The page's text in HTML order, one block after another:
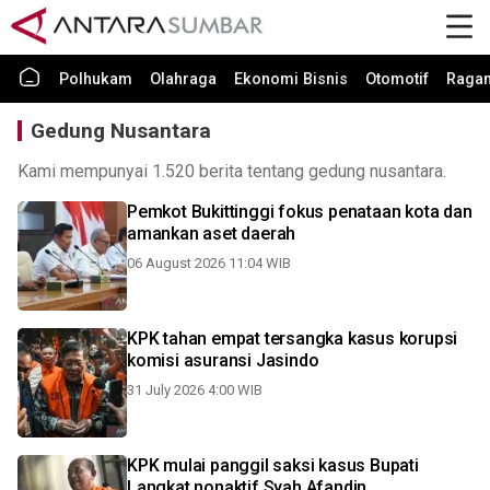
Polhukam Olahraga Ekonomi Bisnis Otomotif
Gedung Nusantara
Kami mempunyai 1.520 berita tentang gedung nusantara.
Pemkot Bukittinggi fokus penataan kota dan
amankan aset daerah
06 August 2026 11:04 WIB
KPK tahan empat tersangka kasus korupsi
komisi asuransi Jasindo
31 July 2026 4:00 WIB
KPK mulai panggil saksi kasus Bupati